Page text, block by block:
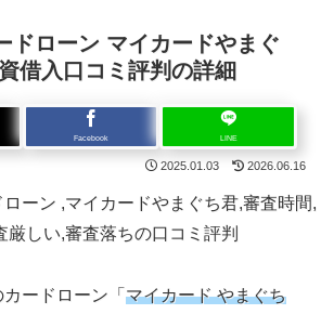
ドローン マイカードやまぐ
借入口コミ評判の詳細
Facebook LINE
2025.01.03 2026.06.16
ードローン「 マイカード やまぐち